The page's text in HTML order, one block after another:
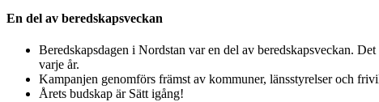
En del av beredskapsveckan
Beredskapsdagen i Nordstan var en del av beredskapsveckan.
varje år.
Kampanjen genomförs främst av kommuner, länsstyrelser och
Årets budskap är Sätt igång!